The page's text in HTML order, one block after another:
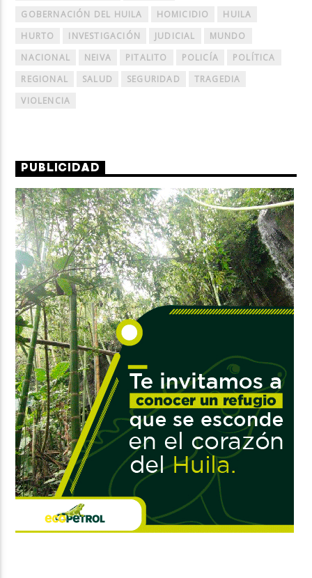
GOBERNACIÓN DEL HUILA
HOMICIDIO
HUILA
HURTO
INVESTIGACIÓN JUDICIAL
MUNDO
NACIONAL
NEIVA PITALITO POLICÍA
POLÍTICA
REGIONAL
SALUD SEGURIDAD
TRAGEDIA
VIOLENCIA
PUBLICIDAD